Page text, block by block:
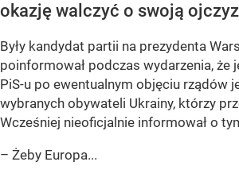
okazję walczyć o swoją
Były kandydat partii na prezydenta
poinformował podczas wydarzenia, że
PiS-u po ewentualnym objęciu rządów
wybranych obywateli Ukrainy, którzy
Wcześniej nieoficjalnie informował o
– Żeby Europa...